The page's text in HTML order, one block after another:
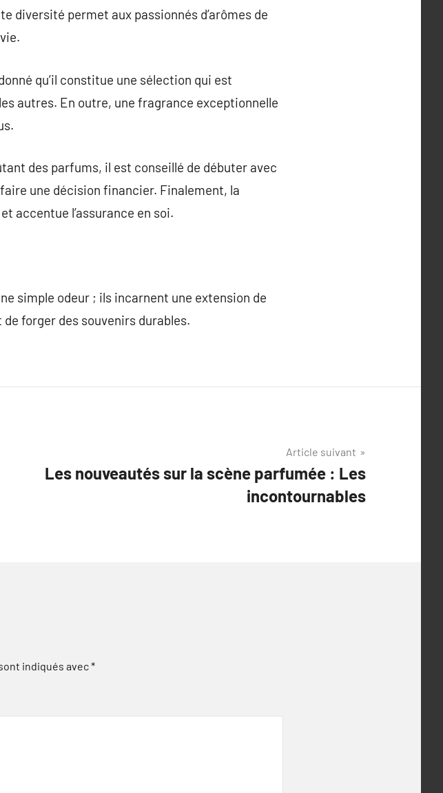
diversité permet aux passionnés d’arômes de
qu’il constitue une sélection qui est
autres. En outre, une fragrance exceptionnelle
des parfums, il est conseillé de débuter avec
une décision financier. Finalement, la
accentue l’assurance en soi.
simple odeur ; ils incarnent une extension de
forger des souvenirs durables.
Article suivant
Les nouveautés sur la scène parfumée : Les
incontournables
indiqués avec*